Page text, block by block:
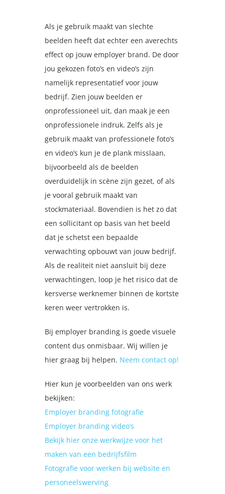
Als je gebruik maakt van slechte
beelden heeft dat echter een averechts
effect op jouw employer brand. De door
jou gekozen foto’s en video’s zijn
namelijk representatief voor jouw
bedrijf. Zien jouw beelden er
onprofessioneel uit, dan maak je een
onprofessionele indruk. Zelfs als je
gebruik maakt van professionele foto’s
en video’s kun je de plank misslaan,
bijvoorbeeld als de beelden
overduidelijk in scène zijn gezet, of als
je vooral gebruik maakt van
stockmateriaal. Bovendien is het zo dat
een sollicitant op basis van het beeld
dat je schetst een bepaalde
verwachting opbouwt van jouw bedrijf.
Als de realiteit niet aansluit bij deze
verwachtingen, loop je het risico dat de
kersverse werknemer binnen de kortste
keren weer vertrokken is.
Bij employer branding is goede visuele
content dus onmisbaar. Wij willen je
hier graag bij helpen. Neem contact op!
Hier kun je voorbeelden van ons werk
bekijken:
Employer branding fotografie
Employer branding video’s
Bekijk hier onze werkwijze voor het
maken van een bedrijfsfilm
Fotografie voor werken bij website en
personeelswerving